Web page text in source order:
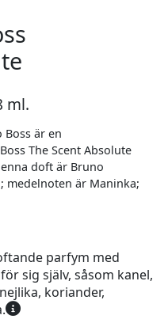
ml.
Boss är en
The Scent Absolute
doft är Bruno
medelnoten är Maninka;
parfym med
sig själv, såsom kanel,
koriander,